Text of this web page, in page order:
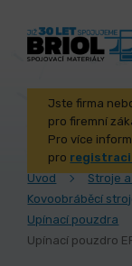
Jste firma
pro firemní
Pro více
pro registraci
Úvod
Stroje
Kovoobráběcí
Upínací pouzdra
Upínací pouzdro